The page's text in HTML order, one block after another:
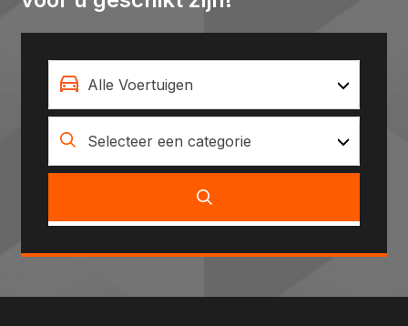
Alle Voertuigen
Selecteer een categorie